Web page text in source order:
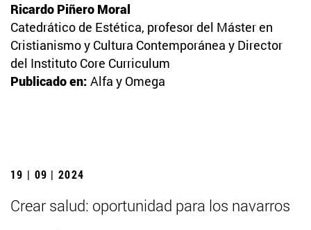
Ricardo Piñero Moral
Catedrático de Estética, profesor del Máster en
Cristianismo y Cultura Contemporánea y Director
del Instituto Core Curriculum
Publicado en: Alfa y Omega
19 | 09 | 2024
Crear salud: oportunidad para los navarros